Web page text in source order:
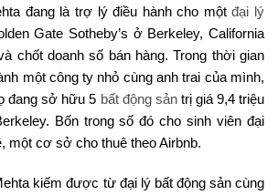
đang là trợ lý điều hành cho mộtđại lý
Gate Sotheby’s ở Berkeley, California
chốt doanh số bán hàng. Trong thời gian
một công ty nhỏ cùng anh trai của mình,
đang sở hữu 5 bất động sảntrị giá 9,4 triệu
Bốn trong số đó cho sinh viên đại
một cơ sở cho thuê theo Airbnb.
kiếm được từ đại lý bất động sản cùng